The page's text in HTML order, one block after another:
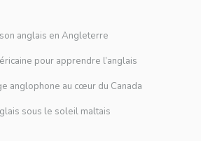
anglais en Angleterre
pour apprendre l’anglais
anglophone au cœur du Canada
sous le soleil maltais